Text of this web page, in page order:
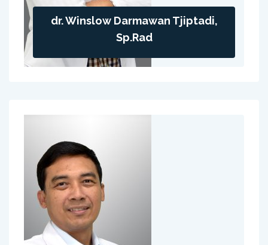
dr. Winslow Darmawan Tjiptadi,
Sp.Rad